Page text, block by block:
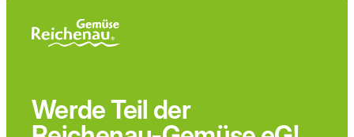
Werde Teil der